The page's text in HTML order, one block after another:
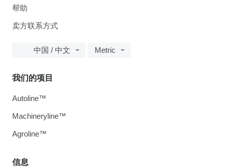
帮助
卖方联系方式
中国 / 中文 Metric
信息
我们的项目
Autoline™
Machineryline™
Agroline™